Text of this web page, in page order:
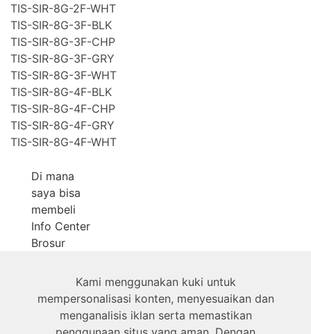
TIS-SIR-8G-2F-WHT
TIS-SIR-8G-3F-BLK
TIS-SIR-8G-3F-CHP
TIS-SIR-8G-3F-GRY
TIS-SIR-8G-3F-WHT
TIS-SIR-8G-4F-BLK
TIS-SIR-8G-4F-CHP
TIS-SIR-8G-4F-GRY
TIS-SIR-8G-4F-WHT
Di mana
saya bisa
membeli
Info Center
Brosur
Tentang
Kami menggunakan kuki untuk
mempersonalisasi konten, menyesuaikan dan
menganalisis iklan serta memastikan